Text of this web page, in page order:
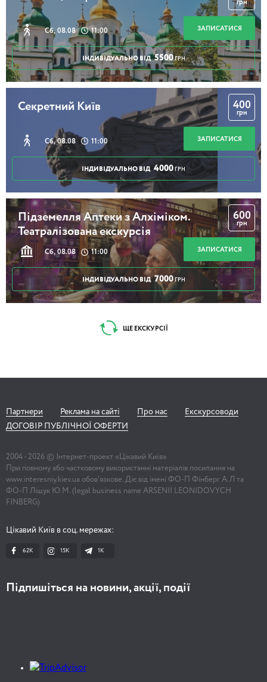
Сб, 08.08 11:00
грн
ЗАПИСАТИСЯ
ІНДИВІДУАЛЬНО ВІД 5500 ГРН
Секретний Київ
Сб, 08.08 11:00
400
грн
ЗАПИСАТИСЯ
ІНДИВІДУАЛЬНО ВІД 4000 ГРН
Підземелля Аптеки з Алхіміком.
Театралізована екскурсія
Сб, 08.08 11:00
600
грн
ЗАПИСАТИСЯ
ІНДИВІДУАЛЬНО ВІД 7000 ГРН
ЩЕ ЕКСКУРСІЇ
Партнери Реклама на сайті Про нас
Екскурсоводи
ДОГОВІР ПУБЛІЧНОЇ ОФЕРТИ
2004 - 2026 © Інтернет-проект «Цікавий Київ»
При повному або частковому використанні матеріалів посилання на
www.interesniy.kiev.ua обов'язкове. Діє від імені ФО-П Фінберг А.Л та
ФО-П Ліщук Ю.М. (legal business name ARSENII LEONIDOVYCH
FINBERG)
Цікавий Київ в соц. мережах:
62K 15K 1К
Підпишіться на новини, акції, події